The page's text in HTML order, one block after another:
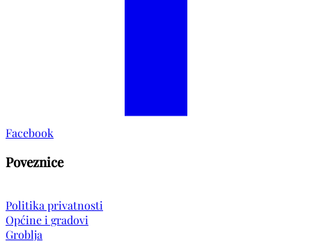
Facebook
Poveznice
Politika privatnosti
Općine i gradovi
Groblja